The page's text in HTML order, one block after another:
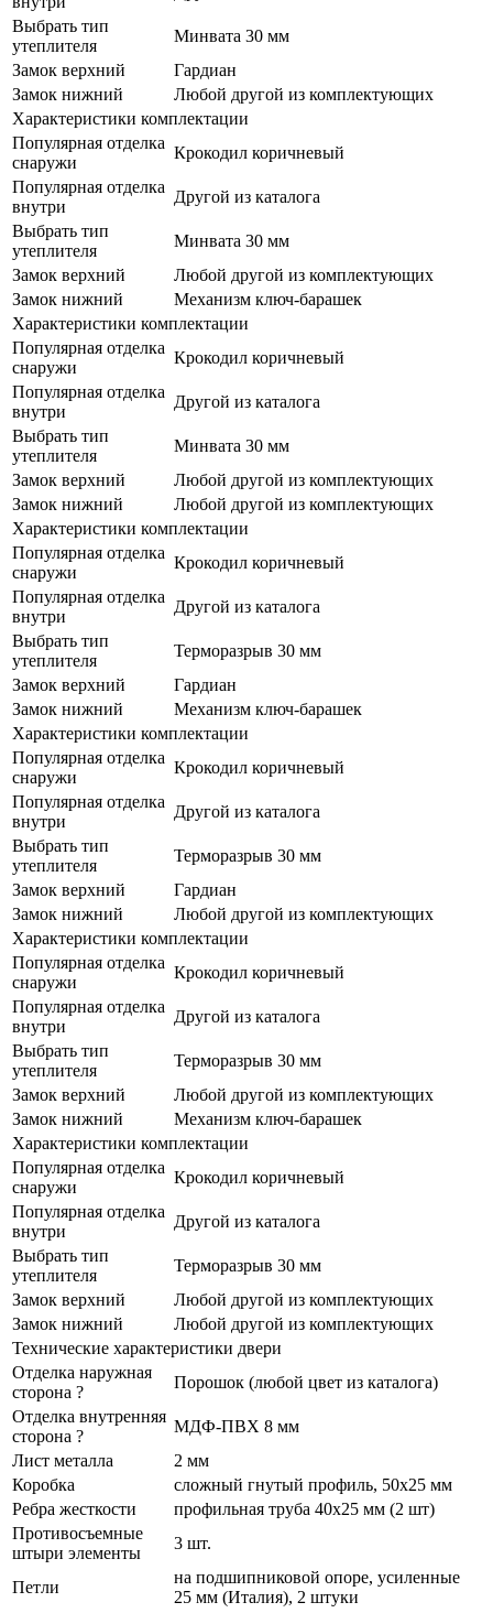
Выбрать тип
утеплителя
Минвата 30 мм
Замок верхний
Гардиан
Замок нижний
Любой другой из комплектующих
Характеристики комплектации
Популярная отделка
снаружи
Крокодил коричневый
Популярная отделка
внутри
Другой из каталога
Выбрать тип
утеплителя
Минвата 30 мм
Замок верхний
Любой другой из комплектующих
Замок нижний
Механизм ключ-барашек
Характеристики комплектации
Популярная отделка
снаружи
Крокодил коричневый
Популярная отделка
внутри
Другой из каталога
Выбрать тип
утеплителя
Минвата 30 мм
Замок верхний
Любой другой из комплектующих
Замок нижний
Любой другой из комплектующих
Характеристики комплектации
Популярная отделка
снаружи
Крокодил коричневый
Популярная отделка
внутри
Другой из каталога
Выбрать тип
утеплителя
Терморазрыв 30 мм
Замок верхний
Гардиан
Замок нижний
Механизм ключ-барашек
Характеристики комплектации
Популярная отделка
снаружи
Крокодил коричневый
Популярная отделка
внутри
Другой из каталога
Выбрать тип
утеплителя
Терморазрыв 30 мм
Замок верхний
Гардиан
Замок нижний
Любой другой из комплектующих
Характеристики комплектации
Популярная отделка
снаружи
Крокодил коричневый
Популярная отделка
внутри
Другой из каталога
Выбрать тип
утеплителя
Терморазрыв 30 мм
Замок верхний
Любой другой из комплектующих
Замок нижний
Механизм ключ-барашек
Характеристики комплектации
Популярная отделка
снаружи
Крокодил коричневый
Популярная отделка
внутри
Другой из каталога
Выбрать тип
утеплителя
Терморазрыв 30 мм
Замок верхний
Любой другой из комплектующих
Замок нижний
Любой другой из комплектующих
Технические характеристики двери
Отделка наружная
сторона ?
Порошок (любой цвет из каталога)
Отделка внутренняя
сторона ?
МДФ-ПВХ 8 мм
Лист металла
2 мм
Коробка
сложный гнутый профиль, 50x25 мм
Ребра жесткости
профильная труба 40х25 мм (2 шт)
Противосъемные
штыри элементы
3 шт.
Петли
на подшипниковой опоре, усиленные
25 мм (Италия), 2 штуки